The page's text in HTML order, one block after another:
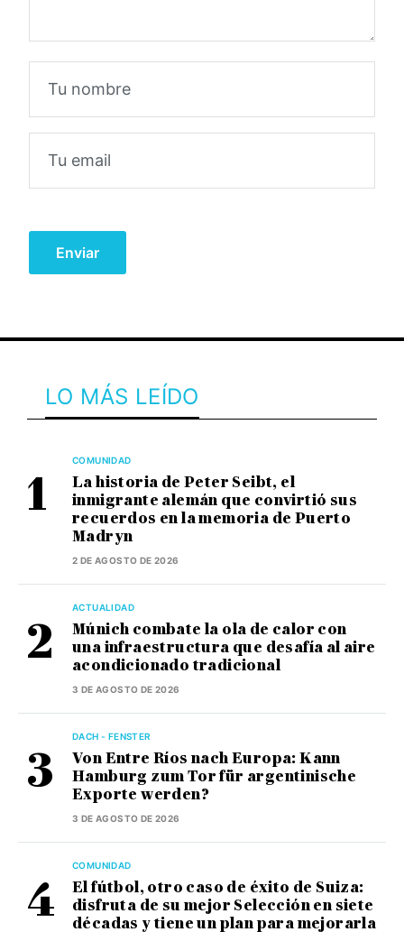
LO MÁS LEÍDO
COMUNIDAD
La historia de Peter Seibt, el
inmigrante alemán que convirtió sus
recuerdos en la memoria de Puerto
Madryn
2 DE AGOSTO DE 2026
ACTUALIDAD
Múnich combate la ola de calor con
una infraestructura que desafía al aire
acondicionado tradicional
3 DE AGOSTO DE 2026
DACH - FENSTER
Von Entre Ríos nach Europa: Kann
Hamburg zum Tor für argentinische
Exporte werden?
3 DE AGOSTO DE 2026
COMUNIDAD
El fútbol, otro caso de éxito de Suiza:
disfruta de su mejor Selección en siete
décadas y tiene un plan para mejorarla